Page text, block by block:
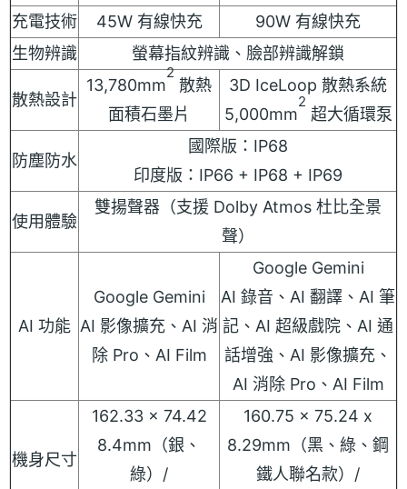
充電技術 45W 有線快充
90W 有線快充
生物辨識
螢幕指紋辨識、臉部辨識解鎖
散熱設計
13,780mm
2
散熱
面積石墨片
3D IceLoop 散熱系統
5,000mm
2
超大循環泵
防塵防水
國際版：IP68
印度版：IP66 + IP68 + IP69
使用體驗
雙揚聲器（支援 Dolby Atmos 杜比全景
聲）
AI 功能
Google Gemini
AI 影像擴充、AI 消
除 Pro、AI Film
Google Gemini
AI 錄音、AI 翻譯、AI 筆
記、AI 超級戲院、AI 通
話增強、AI 影像擴充、
AI 消除 Pro、AI Film
機身尺寸
162.33 x 74.42
8.4mm（銀、
綠）/
160.75 x 75.24 x
8.29mm（黑、綠、鋼
鐵人聯名款）/